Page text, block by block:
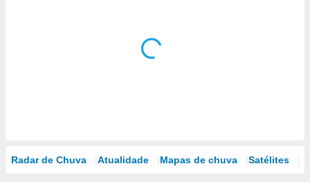
Radar de Chuva Atualidade Mapas de chuva Satélites